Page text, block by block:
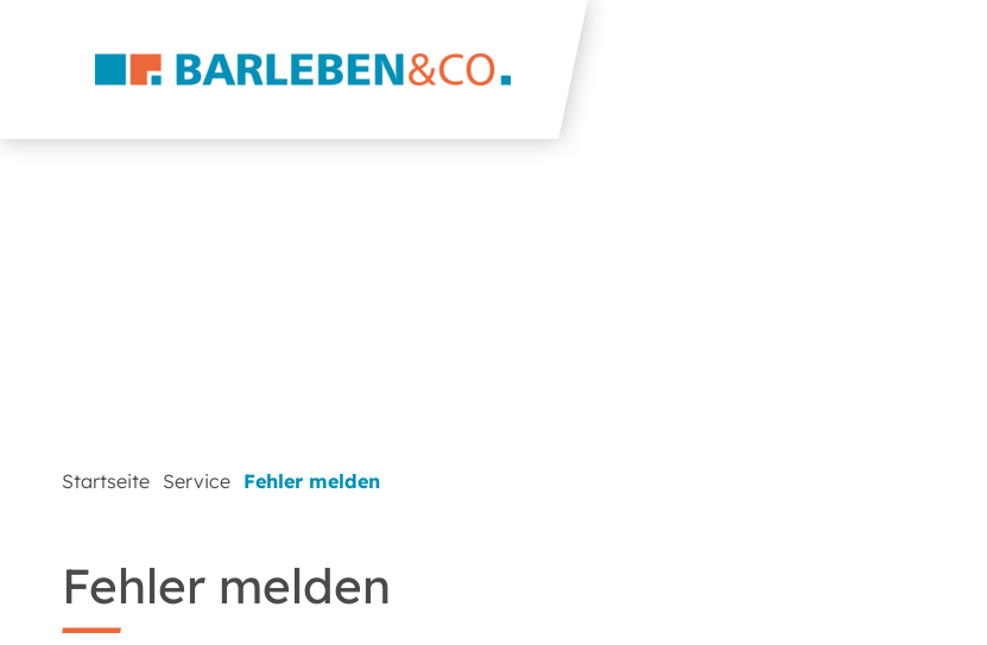
Startseite Service Fehler melden
Fehler melden